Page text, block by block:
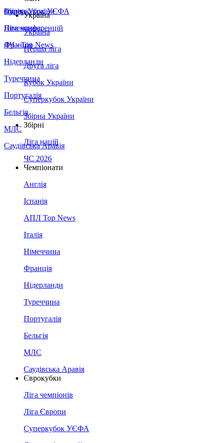
Збірна України
Італія
Німеччина
Франція
Нідерланди
Туреччина
Португалія
Бельгія
МЛС
Саудівська Аравія
Суперкубок УЄФА
Ліга конференцій
ЛЧ - Top News
Україна
Україна
Перша ліга
Друга ліга
Кубок України
Суперкубок України
Збірна України
Збірні
Ліга націй
ЧС 2026
Чемпіонати
Англія
Іспанія
АПЛ Top News
Італія
Німеччина
Франція
Нідерланди
Туреччина
Португалія
Бельгія
МЛС
Саудівська Аравія
Єврокубки
Ліга чемпіонів
Ліга Європи
Суперкубок УЄФА